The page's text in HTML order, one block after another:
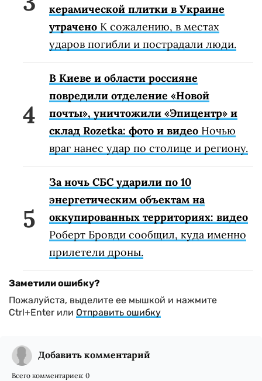
керамической плитки в Украине
утрачено К сожалению, в местах
ударов погибли и пострадали люди.
В Киеве и области россияне
повредили отделение «Новой
почты», уничтожили «Эпицентр» и
склад Rozetka: фото и видео Ночью
враг нанес удар по столице и региону.
За ночь СБС ударили по 10
энергетическим объектам на
оккупированных территориях: видео
Роберт Бровди сообщил, куда именно
прилетели дроны.
Заметили ошибку?
Пожалуйста, выделите ее мышкой и нажмите
Ctrl+Enter или Отправить ошибку
Добавить комментарий
Всего комментариев: 0